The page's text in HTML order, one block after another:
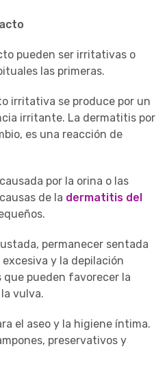
pueden ser irritativas o
las primeras.
irritativa se produce por un
irritante. La dermatitis por
es una reacción de
por la orina o las
de la dermatitis del
permanecer sentada
y la depilación
pueden favorecer la
vulva.
el aseo y la higiene íntima.
preservativos y